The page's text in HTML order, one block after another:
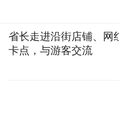
省长走进沿街店铺、网
卡点，与游客交流